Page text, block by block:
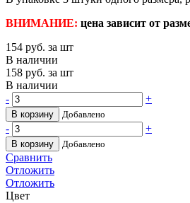
ВНИМАНИЕ: цена зависит от
154 руб. за шт
В наличии
158 руб. за шт
В наличии
-
+
В корзину Добавлено
- +
В корзину Добавлено
Сравнить
Отложить
Отложить
Цвет